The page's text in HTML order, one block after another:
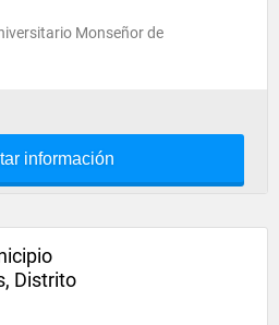
Monseñor de
información
Distrito